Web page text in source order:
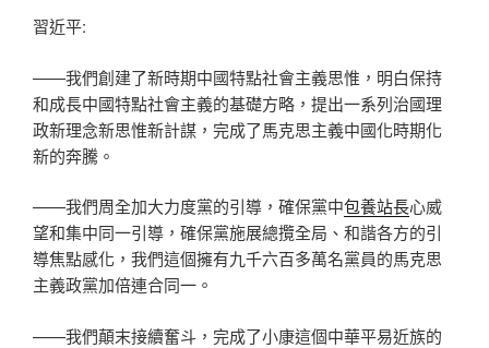
習近平:
——我們創建了新時期中國特點社會主義思惟，明白保持
和成長中國特點社會主義的基礎方略，提出一系列治國理
政新理念新思惟新計謀，完成了馬克思主義中國化時期化
新的奔騰。
——我們周全加大力度黨的引導，確保黨中包養站長心威
望和集中同一引導，確保黨施展總攬全局、和諧各方的引
導焦點感化，我們這個擁有九千六百多萬名黨員的馬克思
主義政黨加倍連合同一。
——我們顛末接續奮斗，完成了小康這個中華平易近族的